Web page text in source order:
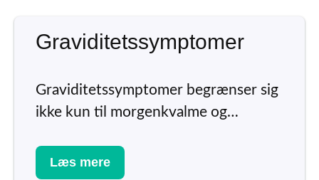
Graviditetssymptomer
Graviditetssymptomer begrænser sig
ikke kun til morgenkvalme og…
Læs mere